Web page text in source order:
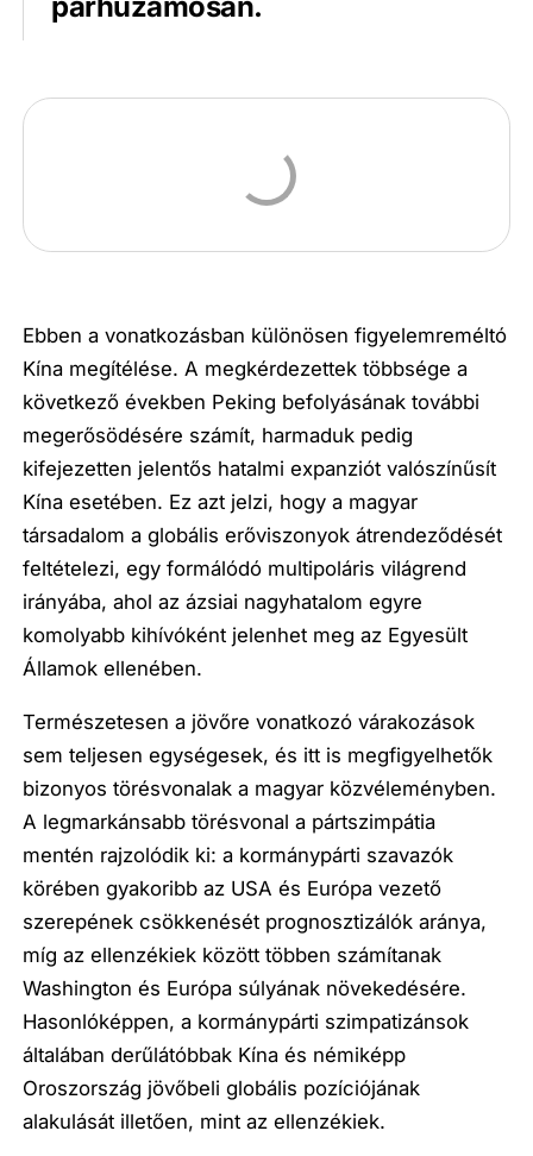
Ebben a vonatkozásban különösen figyelemreméltó
Kína megítélése. A megkérdezettek többsége a
következő években Peking befolyásának további
megerősödésére számít, harmaduk pedig
kifejezetten jelentős hatalmi expanziót valószínűsít
Kína esetében. Ez azt jelzi, hogy a magyar
társadalom a globális erőviszonyok átrendeződését
feltételezi, egy formálódó multipoláris világrend
irányába, ahol az ázsiai nagyhatalom egyre
komolyabb kihívóként jelenhet meg az Egyesült
Államok ellenében.
Természetesen a jövőre vonatkozó várakozások
sem teljesen egységesek, és itt is megfigyelhetők
bizonyos törésvonalak a magyar közvéleményben.
A legmarkánsabb törésvonal a pártszimpátia
mentén rajzolódik ki: a kormánypárti szavazók
körében gyakoribb az USA és Európa vezető
szerepének csökkenését prognosztizálók aránya,
míg az ellenzékiek között többen számítanak
Washington és Európa súlyának növekedésére.
Hasonlóképpen, a kormánypárti szimpatizánsok
általában derűlátóbbak Kína és némiképp
Oroszország jövőbeli globális pozíciójának
alakulását illetően, mint az ellenzékiek.